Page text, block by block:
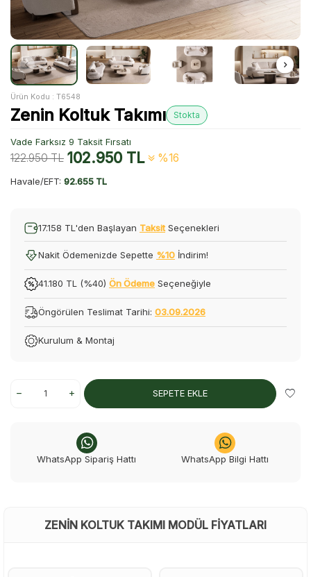
Ürün Kodu : T6548
Zenin Koltuk Takımı Stokta
Vade Farksız 9 Taksit Fırsatı
122.950TL 102.950TL %16
Havale/EFT: 92.655 TL
17.158 TL'den Başlayan Taksit Seçenekleri
Nakit Ödemenizde Sepette %10 İndirim!
41.180 TL (%40) Ön Ödeme Seçeneğiyle
Öngörülen Teslimat Tarihi: 03.09.2026
Kurulum & Montaj
SEPETE EKLE
WhatsApp Sipariş Hattı WhatsApp Bilgi Hattı
ZENIN KOLTUK TAKIMI MODÜL FIYATLARI